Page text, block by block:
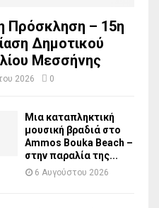
Πρόσκληση – 15η
Δημοτικού
Μεσσήνης
2026 0
Μια καταπληκτική
μουσική βραδιά στο
Ammos Bouka Beach –
στην παραλία της...
6 Αυγούστου 2026